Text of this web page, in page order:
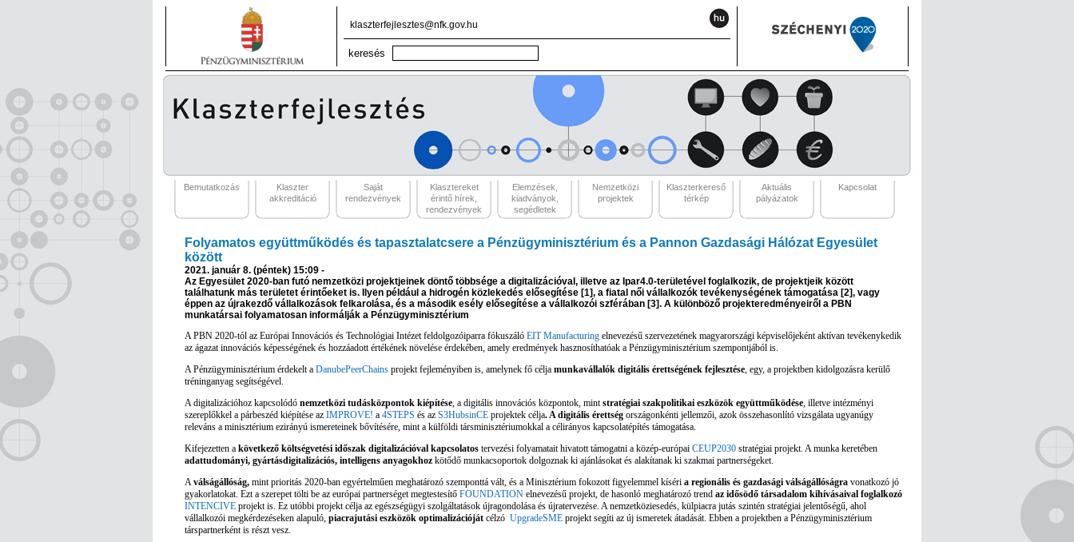
klaszterfejlesztes@nfk.gov.hu
Bemutatkozás
Klaszter
akkreditáció
Saját
rendezvények
Klasztereket
érintő hírek,
rendezvények
Elemzések,
kiadványok,
segédletek
Nemzetközi
projektek
Klaszterkereső
térkép
Aktuális
pályázatok
Kapcsolat
Folyamatos együttműködés és tapasztalatcsere a Pénzügyminisztérium és a Pannon Gazdasági Hálózat Egyesület
között
2021. január 8. (péntek) 15:09 -
Az Egyesület 2020-ban futó nemzetközi projektjeinek döntő többsége a digitalizációval, illetve az Ipar4.0-területével foglalkozik, de projektjeik között
találhatunk más területet érintőeket is. Ilyen például a hidrogén közlekedés elősegítése [1], a fiatal női vállalkozók tevékenységének támogatása [2], vagy
éppen az újrakezdő vállalkozások felkarolása, és a második esély elősegítése a vállalkozói szférában [3]. A különböző projekteredményeiről a PBN
munkatársai folyamatosan informálják a Pénzügyminisztérium
A PBN 2020-tól az Európai Innovációs és Technológiai Intézet feldolgozóiparra fókuszáló EIT Manufacturing elnevezésű szervezetének magyarországi képviselőjeként aktívan tevékenykedik
az ágazat innovációs képességének és hozzáadott értékének növelése érdekében, amely eredmények hasznosíthatóak a Pénzügyminisztérium szempontjából is.
A Pénzügyminisztérium érdekelt a DanubePeerChains projekt fejleményiben is, amelynek fő célja munkavállalók digitális érettségének fejlesztése, egy, a projektben kidolgozásra kerülő
tréninganyag segítségével.
A digitalizációhoz kapcsolódó nemzetközi tudásközpontok kiépítése, a digitális innovációs központok, mintstratégiai szakpolitikai eszközök együttműködése, illetve intézményi
szereplőkkel a párbeszéd kiépítése az IMPROVE! a 4STEPS és az S3HubsinCE projektek célja. A digitális érettség országonkénti jellemzői, azok összehasonlító vizsgálata ugyanúgy
releváns a minisztérium ezirányú ismereteinek bővítésére, mint a külföldi társminisztériumokkal a célirányos kapcsolatépítés támogatása.
Kifejezetten a következő költségvetési időszak digitalizációval kapcsolatos tervezési folyamatait hivatott támogatni a közép-európai CEUP2030 stratégiai projekt. A munka keretében
adattudományi, gyártásdigitalizációs, intelligens anyagokhoz kötődő munkacsoportok dolgoznak ki ajánlásokat és alakítanak ki szakmai partnerségeket.
Aválságállóság, mint prioritás 2020-ban egyértelműen meghatározó szemponttá vált, és a Minisztérium fokozott figyelemmel kíséri a regionális és gazdasági válságállóságra vonatkozó jó
gyakorlatokat. Ezt a szerepet tölti be az európai partnerséget megtestesítő FOUNDATION elnevezésű projekt, de hasonló meghatározó trend az idősödő társadalom kihívásaival foglalkozó
INTENCIVE projekt is. Ez utóbbi projekt célja az egészségügyi szolgáltatások újragondolása és újratervezése. A nemzetköziesedés, külpiacra jutás szintén stratégiai jelentőségű, ahol
vállalkozói megkérdezéseken alapuló, piacrajutási eszközök optimalizációját célzó UpgradeSME projekt segíti az új ismeretek átadását. Ebben a projektben a Pénzügyminisztérium
társpartnerként is részt vesz.